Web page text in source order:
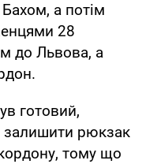
а потім
28
до Львова, а
готовий,
залишити рюкзак
тому що